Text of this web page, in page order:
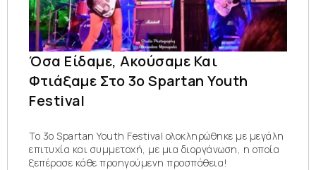
Όσα Είδαμε, Ακούσαμε Και
Φτιάξαμε Στο 3ο Spartan Youth
Festival
To 3ο Spartan Youth Festival ολοκληρώθηκε με μεγάλη
επιτυχία και συμμετοχή, με μια διοργάνωση, η οποία
ξεπέρασε κάθε προηγούμενη προσπάθεια!